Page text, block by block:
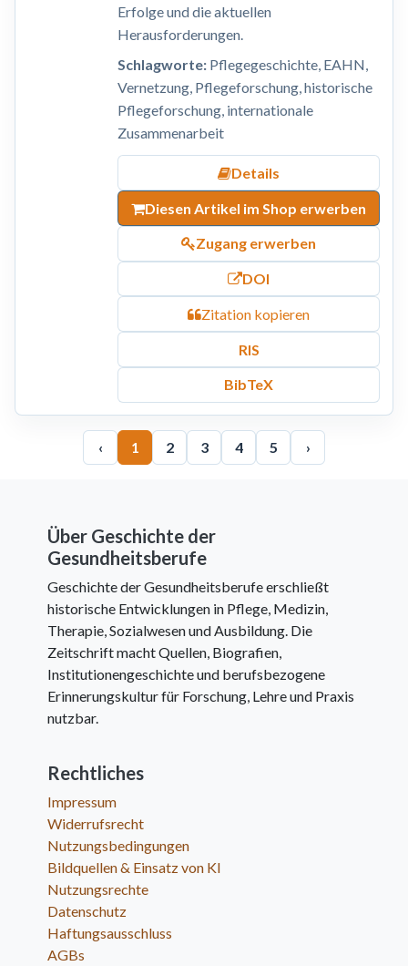
Erfolge und die aktuellen
Herausforderungen.
Schlagworte:Pflegegeschichte, EAHN,
Vernetzung, Pflegeforschung, historische
Pflegeforschung, internationale
Zusammenarbeit
Details
Diesen Artikel im Shop erwerben
Zugang erwerben
DOI
Zitation kopieren
RIS
BibTeX
‹ 1 2 3 4 5 ›
Über Geschichte der
Gesundheitsberufe
Geschichte der Gesundheitsberufe erschließt
historische Entwicklungen in Pflege, Medizin,
Therapie, Sozialwesen und Ausbildung. Die
Zeitschrift macht Quellen, Biografien,
Institutionengeschichte und berufsbezogene
Erinnerungskultur für Forschung, Lehre und Praxis
nutzbar.
Rechtliches
Impressum
Widerrufsrecht
Nutzungsbedingungen
Bildquellen & Einsatz von KI
Nutzungsrechte
Datenschutz
Haftungsausschluss
AGBs